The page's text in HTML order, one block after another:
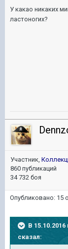
У какао никаких
ластоногих?
Участник,
860 публикаций
34 732 боя
Опубликовано: 15
В
сказал: